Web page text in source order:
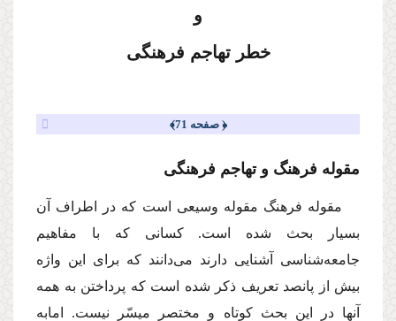
و
خطر تهاجم فرهنگى
﴿ صفحه 71﴾
مقوله فرهنگ و تهاجم فرهنگى
مقوله فرهنگ مقوله وسیعى است كه در اطراف آن
بسیار بحث شده است. كسانى كه با مفاهیم
جامعه‌شناسى آشنایى دارند‌ مى‌دانند كه براى این واژه
بیش از پانصد تعریف ذكر شده است كه پرداختن به همه
آنها در این بحث كوتاه و مختصر میسّر نیست. امابه